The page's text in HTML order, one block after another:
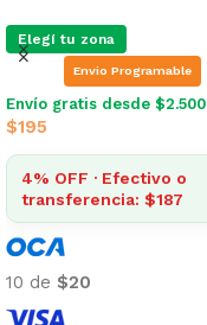
Elegí tu zona
Envio Programable
Envío gratis desde $2.500
$195
4% OFF · Efectivo o
transferencia: $187
10 de $20